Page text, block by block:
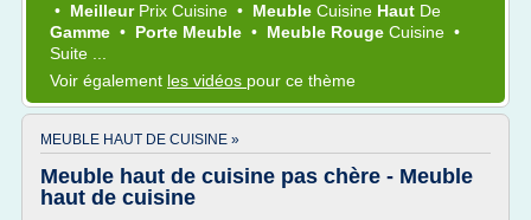
• Meilleur Prix Cuisine • Meuble Cuisine Haut De
Gamme • Porte Meuble • Meuble Rouge Cuisine •
Suite ...
Voir également les vidéos pour ce thème
MEUBLE HAUT DE CUISINE »
Meuble haut de cuisine pas chère - Meuble
haut de cuisine